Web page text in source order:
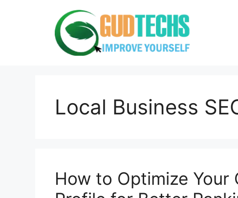
Local Business
How to Optimize Your